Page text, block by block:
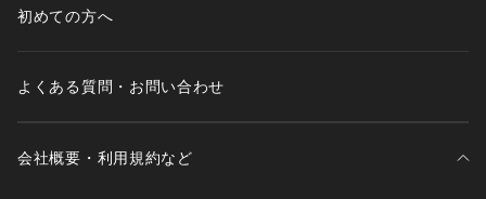
初めての方へ
よくある質問・お問い合わせ
会社概要・利用規約など